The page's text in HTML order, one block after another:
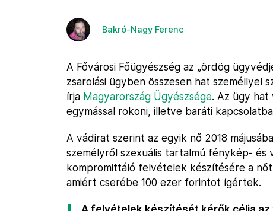
Bakró-Nagy Ferenc
A Fővárosi Főügyészség az „ördög
zsarolási ügyben összesen hat
írja Magyarország Ügyészsége. Az ügy hat
egymással rokoni, illetve baráti
A vádirat szerint az egyik nő 2018
személyről szexuális tartalmú fénykép-
kompromittáló felvételek készítésére a
amiért cserébe 100 ezer forintot ígértek.